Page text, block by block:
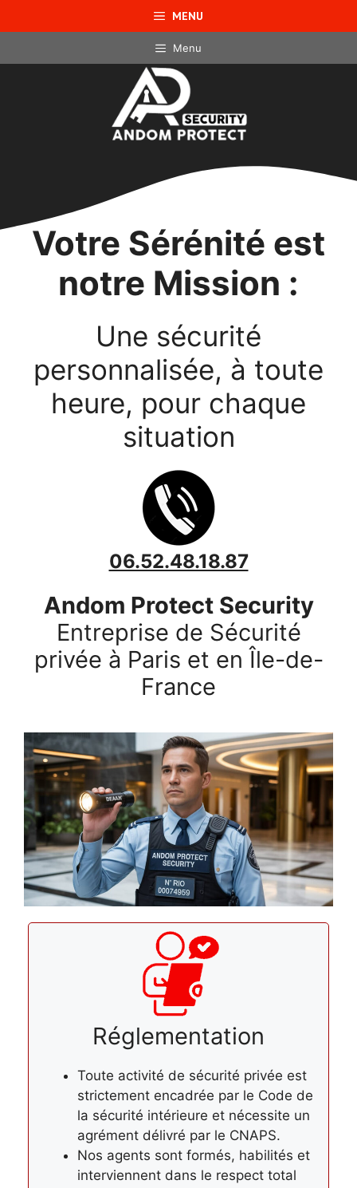
au
MENU
Menu
Votre Sérénité est
notre Mission :
Une sécurité
personnalisée, à toute
heure, pour chaque
situation
06.52.48.18.87
Andom Protect Security
Entreprise de Sécurité
privée à Paris et en Île-de-
France
Réglementation
Toute activité de sécurité privée est
strictement encadrée par le Code de
la sécurité intérieure et nécessite un
agrément délivré par le CNAPS.
Nos agents sont formés, habilités et
interviennent dans le respect total